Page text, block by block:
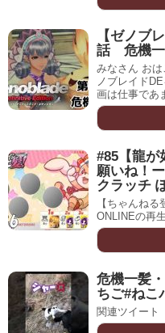
【ゼノブ
話 危機一
みなさん お
ノブレイド
画は仕事であ
#85【龍が
願いね！
クラッチ
【ちゃんね
ONLINEの再
危機一髪
ちご#ねこ
関連ツイート